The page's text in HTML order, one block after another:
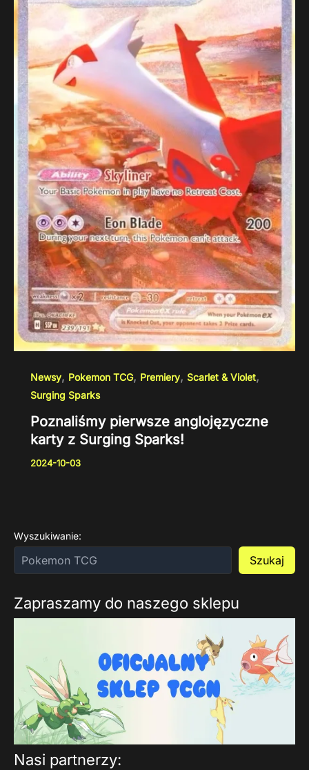
Newsy, Pokemon TCG, Premiery, Scarlet & Violet,
Surging Sparks
Poznaliśmy pierwsze anglojęzyczne
karty z Surging Sparks!
2024-10-03
Wyszukiwanie:
Szukaj
Zapraszamy do naszego sklepu
Nasi partnerzy: